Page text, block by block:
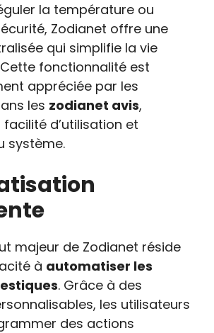
la température ou
Zodianet offre une
qui simplifie la vie
fonctionnalité est
appréciée par les
les zodianet avis,
d’utilisation et
système.
majeur de Zodianet réside
à automatiser les
. Grâce à des
les utilisateurs
des actions